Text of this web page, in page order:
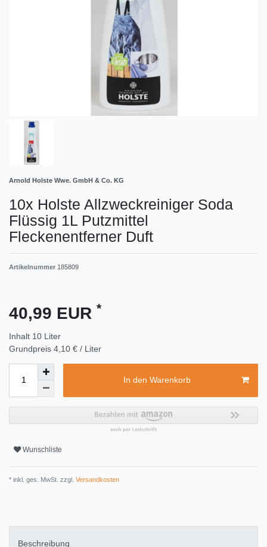
Arnold Holste Wwe. GmbH & Co. KG
10x Holste Allzweckreiniger Soda
Flüssig 1L Putzmittel
Fleckenentferner Duft
Artikelnummer 185809
40,99 EUR *
Inhalt 10 Liter
Grundpreis 4,10 € / Liter
In den Warenkorb
Wunschliste
* inkl. ges. MwSt. zzgl. Versandkosten
Beschreibung